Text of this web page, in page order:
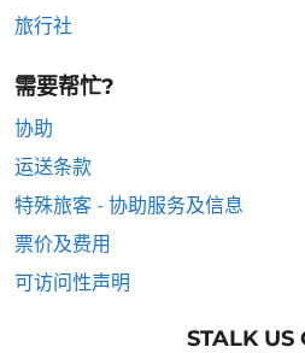
旅行社
需要帮忙?
协助
运送条款
特殊旅客 - 协助服务及信息
票价及费用
可访问性声明
STALK US